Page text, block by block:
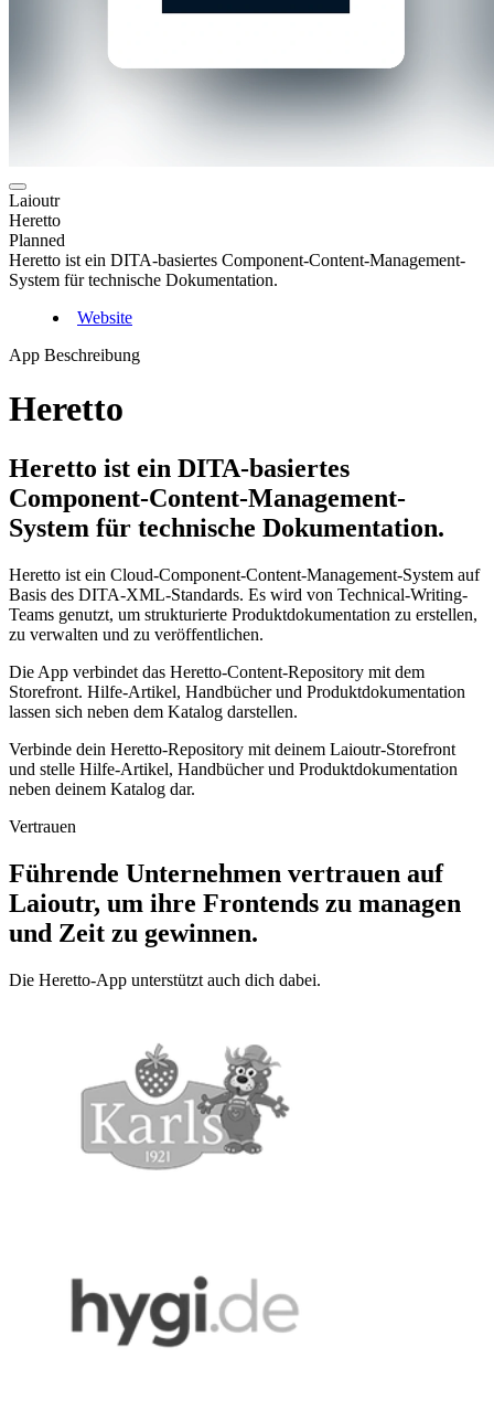
Laioutr
Heretto
Planned
Heretto ist ein DITA-basiertes Component-Content-Management-
System für technische Dokumentation.
Website
App Beschreibung
Heretto
Heretto ist ein DITA-basiertes
Component-Content-Management-
System für technische Dokumentation.
Heretto ist ein Cloud-Component-Content-Management-System auf
Basis des DITA-XML-Standards. Es wird von Technical-Writing-
Teams genutzt, um strukturierte Produktdokumentation zu erstellen,
zu verwalten und zu veröffentlichen.
Die App verbindet das Heretto-Content-Repository mit dem
Storefront. Hilfe-Artikel, Handbücher und Produktdokumentation
lassen sich neben dem Katalog darstellen.
Verbinde dein Heretto-Repository mit deinem Laioutr-Storefront
und stelle Hilfe-Artikel, Handbücher und Produktdokumentation
neben deinem Katalog dar.
Vertrauen
Führende Unternehmen vertrauen auf
Laioutr, um ihre Frontends zu managen
und Zeit zu gewinnen.
Die Heretto-App unterstützt auch dich dabei.